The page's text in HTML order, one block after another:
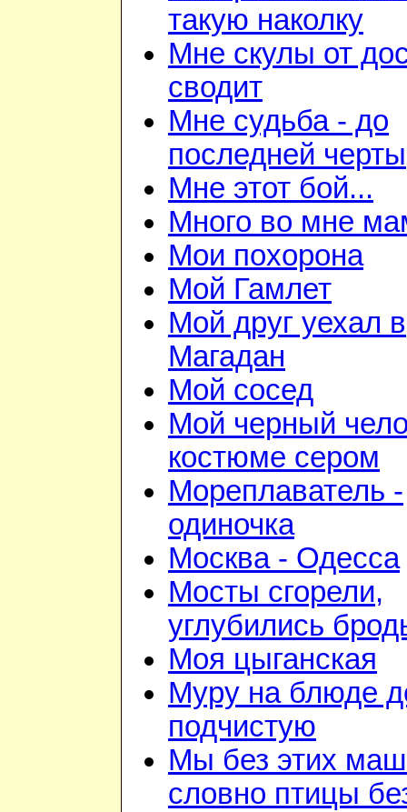
такую наколку
Мне скулы от
сводит
Мне судьба - до
последней черты
Мне этот бой...
Много во мне
Мои похорона
Мой Гамлет
Мой друг уехал в
Магадан
Мой сосед
Мой черный
костюме сером
Мореплаватель -
одиночка
Москва - Одесса
Мосты сгорели,
углубились
Моя цыганская
Муру на блюде
подчистую
Мы без этих
словно птицы